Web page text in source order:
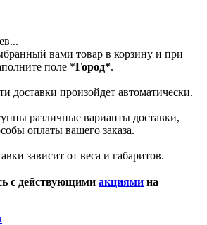
вами товар в корзину и при
поле *Город*.
произойдет автоматически.
различные варианты доставки,
оплаты вашего заказа.
зависит от веса и габаритов.
с действующими акциями на